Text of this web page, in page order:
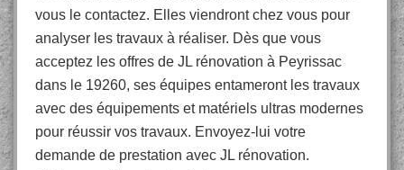
vous le contactez. Elles viendront chez vous pour
analyser les travaux à réaliser. Dès que vous
acceptez les offres de JL rénovation à Peyrissac
dans le 19260, ses équipes entameront les travaux
avec des équipements et matériels ultras modernes
pour réussir vos travaux. Envoyez-lui votre
demande de prestation avec JL rénovation.